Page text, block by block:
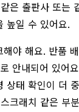
은 출판사 또는
높일 수 있어요.
해야 해요. 반품
안내되어 있어
상태 확인이 더
크래치 같은 부